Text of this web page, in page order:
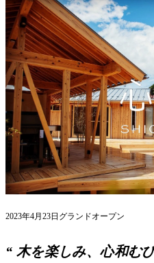
2023年4月23日グランドオープン
“ 木を楽しみ、心和む